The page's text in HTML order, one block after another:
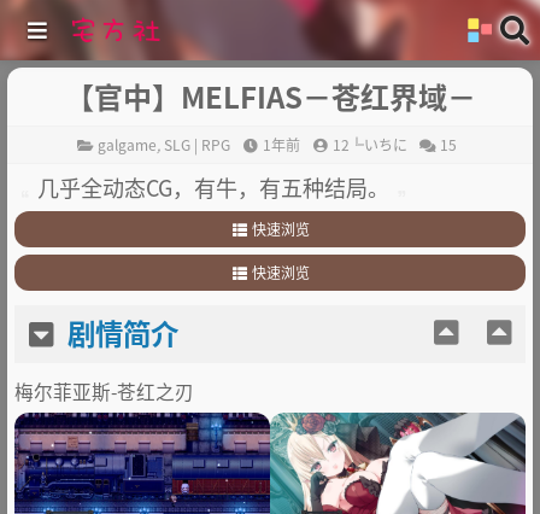
【官中】MELFIAS－苍红界域－
galgame, SLG | RPG 1年前 12╚いちに 15
几乎全动态CG，有牛，有五种结局。
快速浏览
1.剧情简介
2.其他
快速浏览
2.其他剧情简介
梅尔菲亚斯-苍红之刃